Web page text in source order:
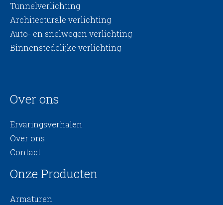
Tunnelverlichting
Architecturale verlichting
Auto- en snelwegen verlichting
Binnenstedelijke verlichting
Over ons
Ervaringsverhalen
Over ons
Contact
Onze Producten
Armaturen